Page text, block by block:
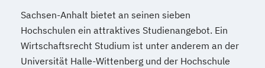
Sachsen-Anhalt bietet an seinen sieben
Hochschulen ein attraktives Studienangebot. Ein
Wirtschaftsrecht Studium ist unter anderem an der
Universität Halle-Wittenberg und der Hochschule